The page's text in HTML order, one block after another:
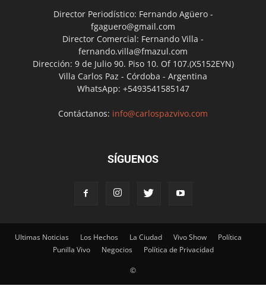
Director Periodístico: Fernando Agüero -
fgaguero@gmail.com
Director Comercial: Fernando Villa -
fernando.villa@fmazul.com
Dirección: 9 de Julio 90. Piso 10. Of 107.(X5152EYN)
Villa Carlos Paz - Córdoba - Argentina
WhatsApp: +5493541585147
Contáctanos: info@carlospazvivo.com
SÍGUENOS
Ultimas Noticias Los Hechos La Ciudad Vivo Show
Política
Punilla Vivo
Negocios Política de Privacidad
©